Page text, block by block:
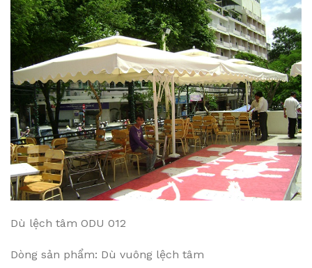
Dù lệch tâm ODU 012
Dòng sản phẩm: Dù vuông lệch tâm